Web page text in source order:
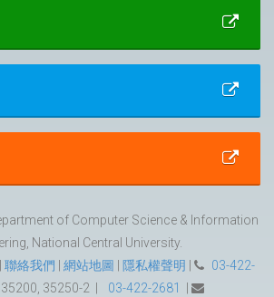
of Computer Science & Information
National Central University.
聯絡我們 網站地圖 隱私權聲明
03-422-
35250-2 | 03-422-2681